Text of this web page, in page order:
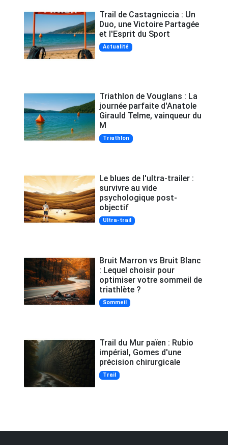
Trail de Castagniccia : Un
Duo, une Victoire Partagée
et l'Esprit du Sport
Actualité
Triathlon de Vouglans : La
journée parfaite d'Anatole
Girauld Telme, vainqueur du
M
Triathlon
Le blues de l'ultra-trailer :
survivre au vide
psychologique post-
objectif
Ultra-trail
Bruit Marron vs Bruit Blanc
: Lequel choisir pour
optimiser votre sommeil de
triathlète ?
Sommeil
Trail du Mur païen : Rubio
impérial, Gomes d'une
précision chirurgicale
Trail